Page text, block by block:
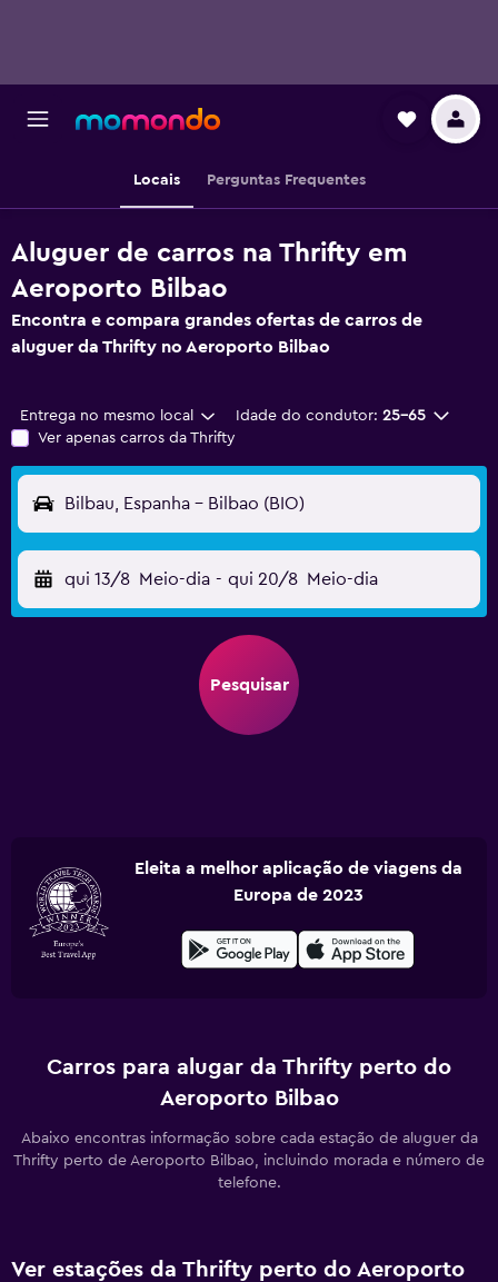
Locais Perguntas Frequentes
Aluguer de carros na Thrifty em
Aeroporto Bilbao
Encontra e compara grandes ofertas de carros de
aluguer da Thrifty no Aeroporto Bilbao
Entrega no mesmo local Idade do condutor: 25-65
Ver apenas carros da Thrifty
Bilbau, Espanha - Bilbao (BIO)
qui 13/8 Meio-dia - qui 20/8 Meio-dia
Pesquisar
Eleita a melhor aplicação de viagens da
Europa de 2023
Carros para alugar da Thrifty perto do
Aeroporto Bilbao
Abaixo encontras informação sobre cada estação de aluguer da
Thrifty perto de Aeroporto Bilbao, incluindo morada e número de
telefone.
Ver estações da Thrifty perto do Aeroporto